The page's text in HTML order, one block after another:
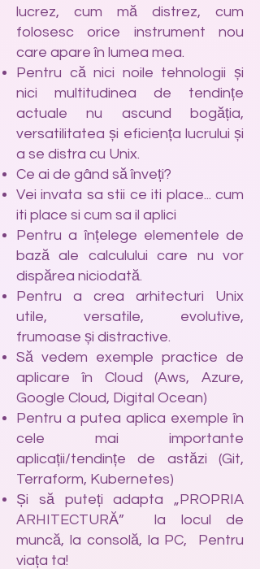
lucrez, cum mă distrez, cum
folosesc orice instrument nou
care apare în lumea mea.
Pentru că nici noile tehnologii și
nici multitudinea de tendințe
actuale nu ascund bogăția,
versatilitatea și eficiența lucrului și
a se distra cu Unix.
Ce ai de gând să înveți?
Vei invata sa stii ce iti place... cum
iti place si cum sa il aplici
Pentru a înțelege elementele de
bază ale calculului care nu vor
dispărea niciodată.
Pentru a crea arhitecturi Unix
utile, versatile, evolutive,
frumoase și distractive.
Să vedem exemple practice de
aplicare în Cloud (Aws, Azure,
Google Cloud, Digital Ocean)
Pentru a putea aplica exemple în
cele mai importante
aplicații/tendințe de astăzi (Git,
Terraform, Kubernetes)
Și să puteți adapta „PROPRIA
ARHITECTURĂ” la locul de
muncă, la consolă, la PC, Pentru
viața ta!